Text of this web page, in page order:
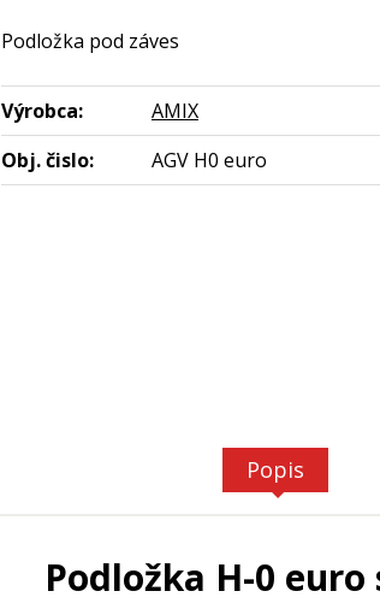
Podložka pod záves
Výrobca:
AMIX
Obj. čislo:
AGV H0 euro
Popis
Podložka H-0